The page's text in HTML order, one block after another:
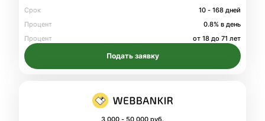
Срок
10 - 168 дней
Процент
0.8% в день
Процент
от 18 до 71 лет
Подать заявку
3 000 - 50 000 руб.